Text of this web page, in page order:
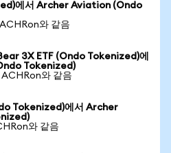
에서 Archer Aviation (Ondo
와 같음
3X ETF (Ondo Tokenized)에
Tokenized)
와 같음
Tokenized)에서 Archer
와 같음